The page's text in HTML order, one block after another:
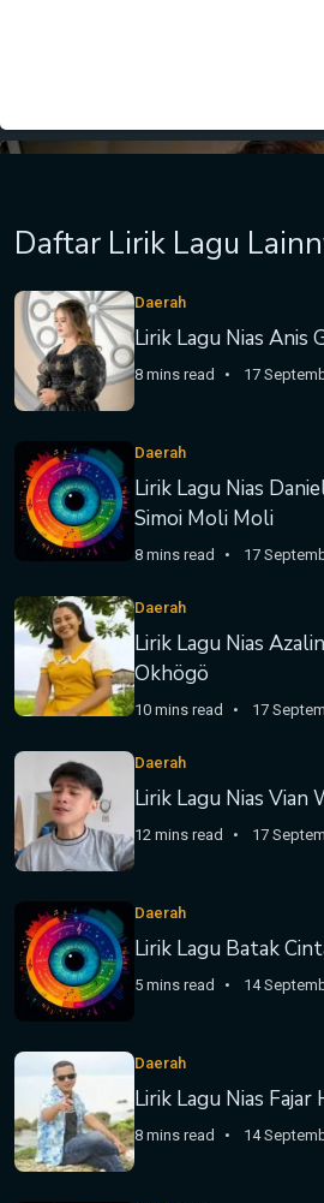
Daftar Lirik Lagu
Daerah
Lirik Lagu Nias Anis
8 mins read 17
Daerah
Lirik Lagu Nias
Simoi Moli Moli
8 mins read 17
Daerah
Lirik Lagu Nias
Okhögö
10 mins read 17
Daerah
Lirik Lagu Nias
12 mins read 17
Daerah
Lirik Lagu Batak
5 mins read 14
Daerah
Lirik Lagu Nias
8 mins read 14